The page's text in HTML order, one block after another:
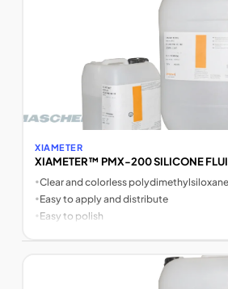
XIAMETER
XIAMETER™ PMX-200 SILICONE
•Clear and colorless
•Easy to apply and distribute
• Easy to polish